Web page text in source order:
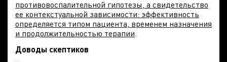
противовоспалительной гипотезы, а свидетельство
ее контекстуальной зависимости: эффективность
определяется типом пациента, временем назначения
и продолжительностью терапии.
Доводы скептиков